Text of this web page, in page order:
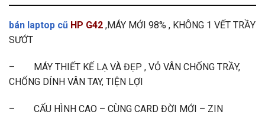
bán laptop cũ HP G42 ,MÁY MỚI 98% , KHÔNG 1 VẾT TRẦY
SƯỚT
– MÁY THIẾT KẾ LẠ VÀ ĐẸP , VỎ VÂN CHỐNG TRẦY,
CHỐNG DÍNH VÂN TAY, TIỆN LỢI
– CẤU HÌNH CAO – CÙNG CARD ĐỜI MỚI – ZIN